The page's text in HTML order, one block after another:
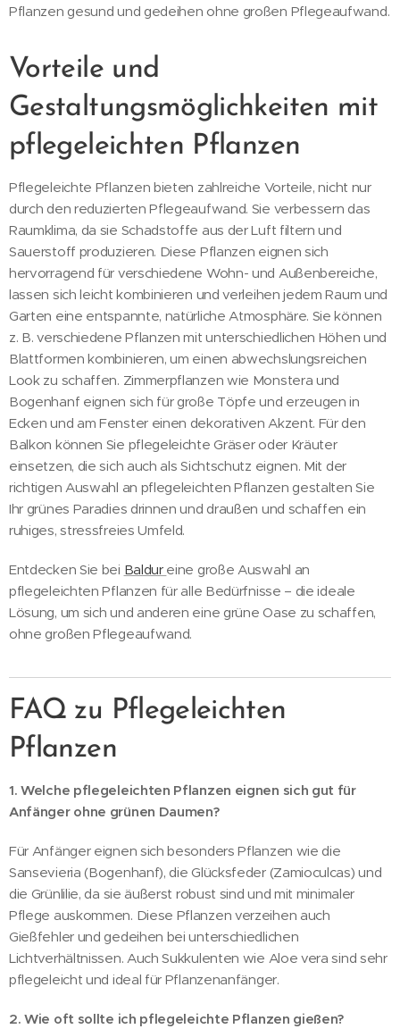
Pflanzen gesund und gedeihen ohne großen Pflegeaufwand.
Vorteile und
Gestaltungsmöglichkeiten mit
pflegeleichten Pflanzen
Pflegeleichte Pflanzen bieten zahlreiche Vorteile, nicht nur
durch den reduzierten Pflegeaufwand. Sie verbessern das
Raumklima, da sie Schadstoffe aus der Luft filtern und
Sauerstoff produzieren. Diese Pflanzen eignen sich
hervorragend für verschiedene Wohn- und Außenbereiche,
lassen sich leicht kombinieren und verleihen jedem Raum und
Garten eine entspannte, natürliche Atmosphäre. Sie können
z. B. verschiedene Pflanzen mit unterschiedlichen Höhen und
Blattformen kombinieren, um einen abwechslungsreichen
Look zu schaffen. Zimmerpflanzen wie Monstera und
Bogenhanf eignen sich für große Töpfe und erzeugen in
Ecken und am Fenster einen dekorativen Akzent. Für den
Balkon können Sie pflegeleichte Gräser oder Kräuter
einsetzen, die sich auch als Sichtschutz eignen. Mit der
richtigen Auswahl an pflegeleichten Pflanzen gestalten Sie
Ihr grünes Paradies drinnen und draußen und schaffen ein
ruhiges, stressfreies Umfeld.
Entdecken Sie bei Baldur eine große Auswahl an
pflegeleichten Pflanzen für alle Bedürfnisse – die ideale
Lösung, um sich und anderen eine grüne Oase zu schaffen,
ohne großen Pflegeaufwand.
FAQ zu Pflegeleichten
Pflanzen
1. Welche pflegeleichten Pflanzen eignen sich gut für
Anfänger ohne grünen Daumen?
Für Anfänger eignen sich besonders Pflanzen wie die
Sansevieria (Bogenhanf), die Glücksfeder (Zamioculcas) und
die Grünlilie, da sie äußerst robust sind und mit minimaler
Pflege auskommen. Diese Pflanzen verzeihen auch
Gießfehler und gedeihen bei unterschiedlichen
Lichtverhältnissen. Auch Sukkulenten wie Aloe vera sind sehr
pflegeleicht und ideal für Pflanzenanfänger.
2. Wie oft sollte ich pflegeleichte Pflanzen gießen?